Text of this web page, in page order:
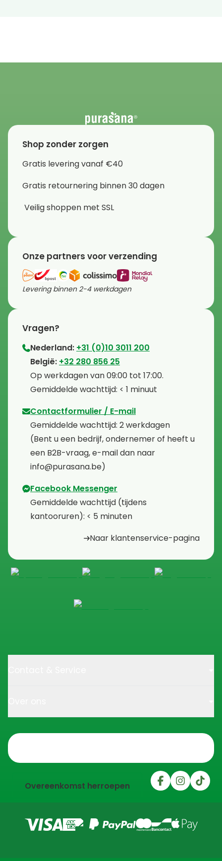
Shop zonder zorgen
Gratis levering vanaf €40
Gratis retournering binnen 30 dagen
Veilig shoppen met SSL
Onze partners voor verzending
Levering binnen 2-4 werkdagen
Vragen?
Nederland: +31 (0)10 3011 200
⁠België: +32 280 856 25
⁠⁠Op werkdagen van 09:00 tot 17:00.
⁠Gemiddelde wachttijd: < 1 minuut
Contactformulier / E-mail
⁠Gemiddelde wachttijd: 2 werkdagen
⁠(Bent u een bedrijf, ondernemer of heeft u
een B2B-vraag, e-mail dan naar
info@purasana.be)
Facebook Messenger
⁠Gemiddelde wachttijd (tijdens
kantooruren): < 5 minuten
Naar klantenservice-pagina
Overeenkomst herroepen